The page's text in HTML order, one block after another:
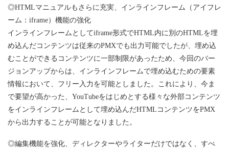
◎HTMLマニュアルもさらに充実、インラインフレーム（アイフレ
ーム：iframe）機能の強化
インラインフレームとしてiframe形式でHTML内に別のHTMLを埋
め込んだコンテンツは従来のPMXでも出力可能でしたが、埋め込
むことができるコンテンツに一部制限があったため、今回のバー
ジョンアップからは、インラインフレームで埋め込むための要素
情報において、フリー入力を可能としました。これにより、今ま
で要望が高かった、YouTubeをはじめとする様々な外部コンテンツ
をインラインフレームとして埋め込んだHTMLコンテンツをPMX
から出力することが可能となりました。
◎編集機能を強化、ディレクターやライターだけではなく、すべ